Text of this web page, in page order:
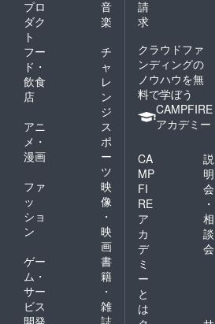
みなさんのお力です。
おうめ若者カフェ
2015年度はこれから
も様々な活動がありま
す。詳しくは
Facebookなどにアッ
プしていきます。１年
に１度のババコンはこ
こで終わり！ですが、
これからも繋がりは続
いていきます。 今後
ともおうめ若者カフェ
をよろしく御願いいた
します。 おうめ若者
カフェ ババコン担
当 岩田・川崎
躍できる場をつくりた
目が経ちます。今年は
より一層充実させてい
きたいと挑戦していま
す。 おうめ若者カ
フェ Facebook おうめ
若者カフェ Titter ------
----------------------------
------------------------ そ
して、今回「青梅市長
選挙投票UPプロジェ
クト」も始めまし
た！！ 青梅市の人口
は13万人！そのうち有
権者は11万人です！
プロ
ダク
ト
音
楽
フー
ド・
飲食
店
チ
ャ
レ
ン
ジ
アニ
メ・
漫画
ス
ポ
ー
ツ
ファ
ッ
ショ
ン
映
像
・
映
画
ゲー
ム・
サー
ビス
書
籍
・
雑
請
求
クラウドファ
ンディングの
ノウハウを無
料で学ぼう
CAMPFIRE
アカデミー
CA
MP
FI
RE
ア
カ
デ
ミ
ー
と
は
説
明
会
・
相
談
会